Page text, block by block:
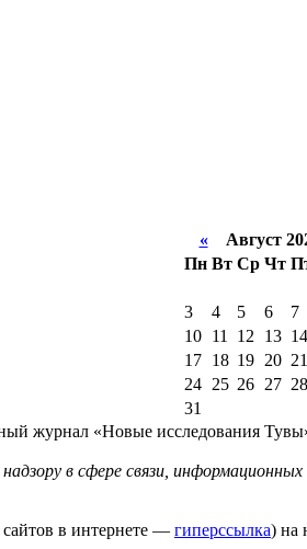
«Август
Пн Вт Ср Чт
3
4 5 6 7
10
11 12 13 14
17
18 19 20 21
24
25 26 27 28
31
журнал «Новые исследования
в сфере связи,
в интернете — гиперссылка) на